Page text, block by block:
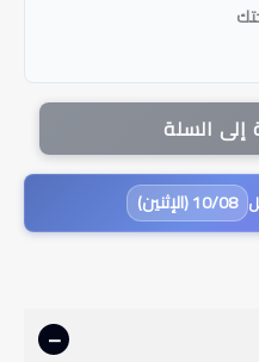
السلة
10/08 (الإثنين)